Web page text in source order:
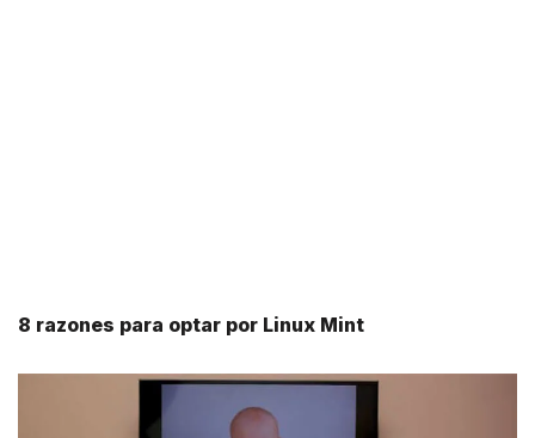
8 razones para optar por Linux Mint